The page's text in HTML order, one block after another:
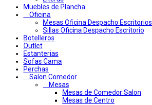
Muebles de Plancha
Oficina
Mesas Oficina Despacho Escritorios
Sillas Oficina Despacho Escritorio
Botelleros
Outlet
Estanterias
Sofas Cama
Perchas
Salon Comedor
Mesas
Mesas de Comedor Salon
Mesas de Centro